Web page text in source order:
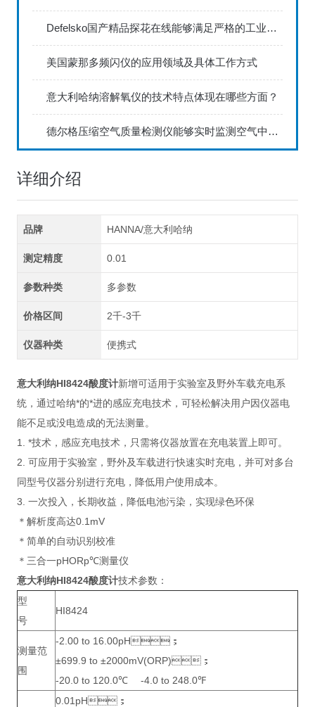
Defelsko国产精品探花在线能够满足严格的工业标准
美国蒙那多频闪仪的应用领域及具体工作方式
意大利哈纳溶解氧仪的技术特点体现在哪些方面？
德尔格压缩空气质量检测仪能够实时监测空气中的污染物浓度
详细介绍
品牌 HANNA/意大利哈纳
测定精度 0.01
参数种类 多参数
价格区间 2千-3千
仪器种类 便携式
意大利纳HI8424酸度计新增可适用于实验室及野外车载充电系
统，通过哈纳*的*进的感应充电技术，可轻松解决用户因仪器电
能不足或没电造成的无法测量。
1. *技术，感应充电技术，只需将仪器放置在充电装置上即可。
2. 可应用于实验室，野外及车载进行快速实时充电，并可对多台
同型号仪器分别进行充电，降低用户使用成本。
3. 一次投入，长期收益，降低电池污染，实现绿色环保
＊解析度高达0.1mV
＊简单的自动识别校准
＊三合一pHORp℃测量仪
意大利纳HI8424酸度计技术参数：
型
号
HI8424
测量范
围
-2.00 to 16.00pH；
±699.9 to ±2000mV(ORP)；
-20.0 to 120.0℃ -4.0 to 248.0℉
0.01pH；